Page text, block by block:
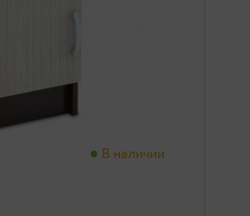
В наличии